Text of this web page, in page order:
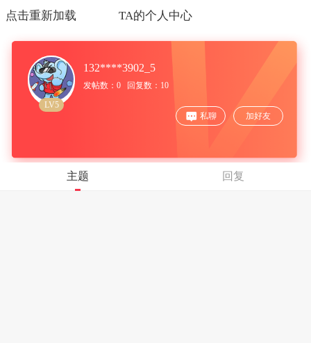
点击重新加载 TA的个人中心
LV5
132****3902_5
发帖数：0 回复数：10
私聊 加好友
主题 回复